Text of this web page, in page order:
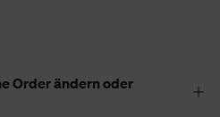
Order ändern oder